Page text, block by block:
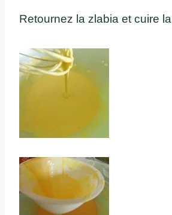
Retournez la zlabia et cuire